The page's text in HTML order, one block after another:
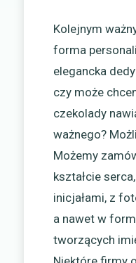
Kolejnym
forma
elegancka
czy może
czekolady
ważnego?
Możemy
kształcie
inicjałami, z
a nawet w
tworzących